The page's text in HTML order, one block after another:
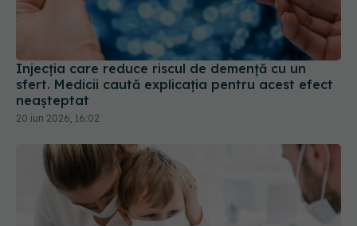
Injecția care reduce riscul de demență cu un
sfert. Medicii caută explicația pentru acest efect
neașteptat
20 iun 2026, 16:02